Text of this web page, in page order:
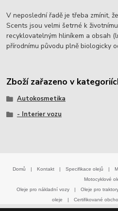
V neposlední řadě je třeba zmínit,
Scents jsou velmi šetrné k
recyklovatelným hliníkem a obsah
přírodnímu původu plně biologicky
Zboží zařazeno v
Autokosmetika
- Interier vozu
Domů | Kontakt | Specifikace olejů |
Motocyklové
Oleje pro nákladní vozy
| Oleje pro
oleje
| Certifikované